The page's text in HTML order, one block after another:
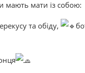
Eng Ua
мають мати із собою:
та обіду,